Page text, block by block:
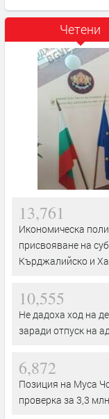
Четени
13,761
Икономическа
присвояване на
Кърджалийско и
10,555
Не дадоха ход на
заради отпуск на
6,872
Позиция на Муса
проверка за 3,3